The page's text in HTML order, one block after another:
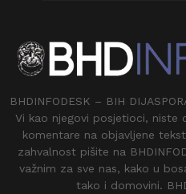
BHDINFODESK – BIH
Vi kao njegovi posjetioci, niste
komentare na objavljene
zahvalnost pišite na
važnim za sve nas, kako u
tako i domovini.